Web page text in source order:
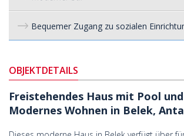
Bequemer Zugang zu sozialen
OBJEKTDETAILS
Freistehendes Haus mit Pool
Modernes Wohnen in Belek,